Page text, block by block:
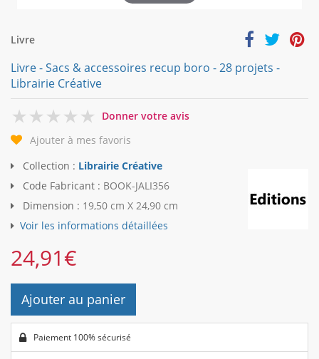
Livre
Livre - Sacs & accessoires recup boro - 28 projets -
Librairie Créative
0
Donner votre avis
Ajouter à mes favoris
Collection : Librairie Créative
Code Fabricant : BOOK-JALI356
Dimension : 19,50 cm X 24,90 cm
Voir les informations détaillées
24,91€
Ajouter au panier
Paiement 100% sécurisé